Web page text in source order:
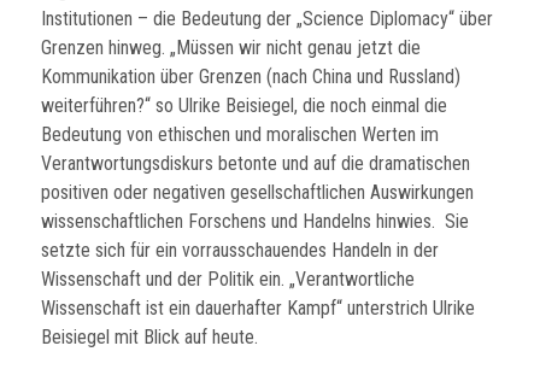
Institutionen – die Bedeutung der „Science Diplomacy“ über
Grenzen hinweg. „Müssen wir nicht genau jetzt die
Kommunikation über Grenzen (nach China und Russland)
weiterführen?“ so Ulrike Beisiegel, die noch einmal die
Bedeutung von ethischen und moralischen Werten im
Verantwortungsdiskurs betonte und auf die dramatischen
positiven oder negativen gesellschaftlichen Auswirkungen
wissenschaftlichen Forschens und Handelns hinwies. Sie
setzte sich für ein vorrausschauendes Handeln in der
Wissenschaft und der Politik ein. „Verantwortliche
Wissenschaft ist ein dauerhafter Kampf“ unterstrich Ulrike
Beisiegel mit Blick auf heute.